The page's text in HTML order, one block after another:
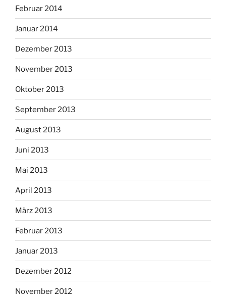
Februar 2014
Januar 2014
Dezember 2013
November 2013
Oktober 2013
September 2013
August 2013
Juni 2013
Mai 2013
April 2013
März 2013
Februar 2013
Januar 2013
Dezember 2012
November 2012